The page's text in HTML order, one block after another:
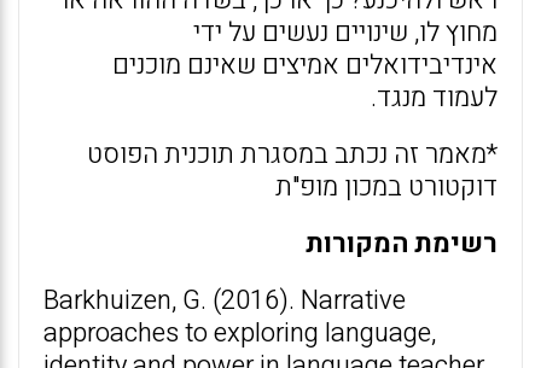
מחוץ לו, שינויים נעשים על ידי
אינדיבידואלים אמיצים שאינם מוכנים
לעמוד מנגד.
*מאמר זה נכתב במסגרת תוכנית הפוסט
דוקטורט במכון מופ"ת
רשימת המקורות
Barkhuizen, G. (2016). Narrative
approaches to exploring language,